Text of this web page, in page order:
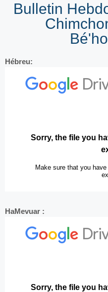
Bulletin
Hébreu:
HaMevuar :